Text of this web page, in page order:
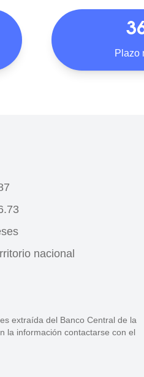
Plazo
nacional
extraída del Banco Central de la
la información contactarse con el